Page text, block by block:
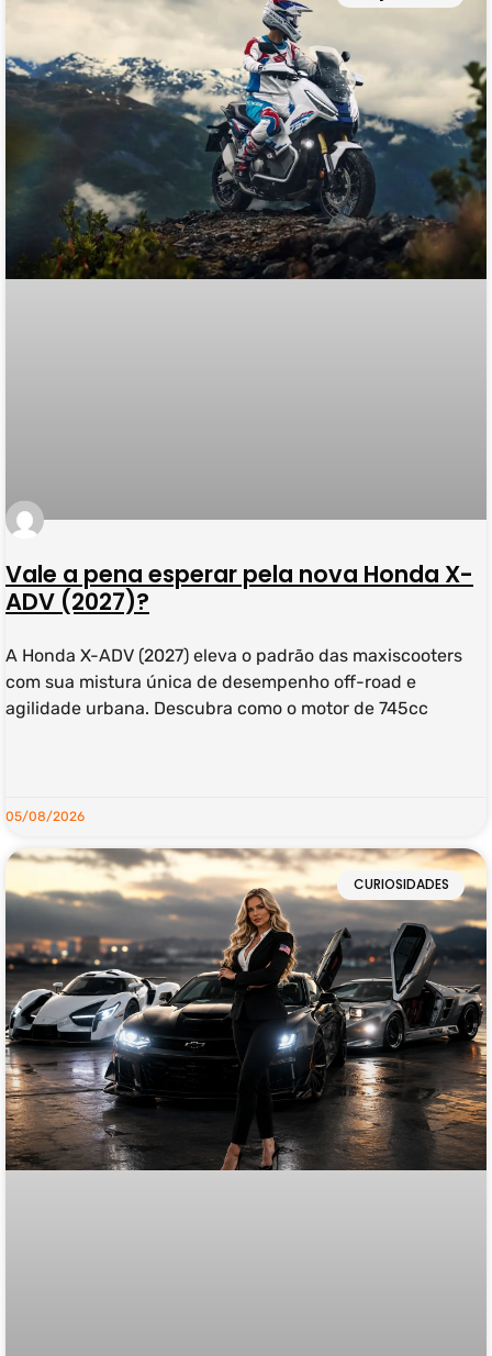
Vale a pena esperar pela nova Honda X-
ADV (2027)?
A Honda X-ADV (2027) eleva o padrão das maxiscooters
com sua mistura única de desempenho off-road e
agilidade urbana. Descubra como o motor de 745cc
05/08/2026
CURIOSIDADES